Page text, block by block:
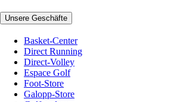
Unsere Geschäfte
Basket-Center
Direct Running
Direct-Volley
Espace Golf
Foot-Store
Galopp-Store